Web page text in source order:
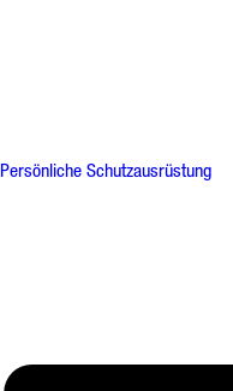
Persönliche Schutzausrüstung